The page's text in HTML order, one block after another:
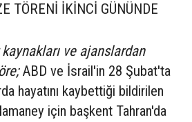
TÖRENİ İKİNCİ GÜNÜNDE
ve ajanslardan
ABD ve İsrail'in 28 Şubat'ta
hayatını kaybettiği bildirilen
için başkent Tahran'da